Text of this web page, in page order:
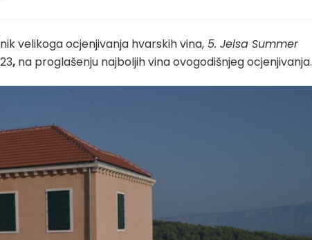
velikoga ocjenjivanja hvarskih vina, 5. Jelsa Summer
, na proglašenju najboljih vina ovogodišnjeg ocjenjivanja.